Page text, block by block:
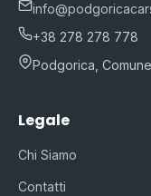
+38 278 278 778
Podgorica,
Legale
Chi Siamo
Contatti